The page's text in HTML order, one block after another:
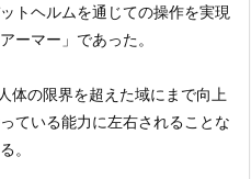
トヘルムを通じての操作を実現
ーマー」であった。
体の限界を超えた域にまで向上
ている能力に左右されることな
。